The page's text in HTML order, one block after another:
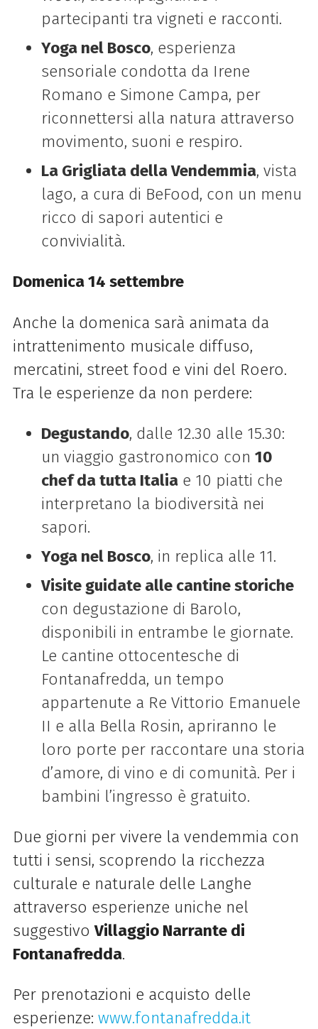
partecipanti tra vigneti e racconti.
Yoga nel Bosco, esperienza
sensoriale condotta da Irene
Romano e Simone Campa, per
riconnettersi alla natura attraverso
movimento, suoni e respiro.
La Grigliata della Vendemmia, vista
lago, a cura di BeFood, con un menu
ricco di sapori autentici e
convivialità.
Domenica 14 settembre
Anche la domenica sarà animata da
intrattenimento musicale diffuso,
mercatini, street food e vini del Roero.
Tra le esperienze da non perdere:
Degustando, dalle 12.30 alle 15.30:
un viaggio gastronomico con 10
chef da tutta Italiae 10 piatti che
interpretano la biodiversità nei
sapori.
Yoga nel Bosco, in replica alle 11.
Visite guidate alle cantine storiche
con degustazione di Barolo,
disponibili in entrambe le giornate.
Le cantine ottocentesche di
Fontanafredda, un tempo
appartenute a Re Vittorio Emanuele
II e alla Bella Rosin, apriranno le
loro porte per raccontare una storia
d’amore, di vino e di comunità. Per i
bambini l’ingresso è gratuito.
Due giorni per vivere la vendemmia con
tutti i sensi, scoprendo la ricchezza
culturale e naturale delle Langhe
attraverso esperienze uniche nel
suggestivoVillaggio Narrante di
Fontanafredda.
Per prenotazioni e acquisto delle
esperienze: www.fontanafredda.it